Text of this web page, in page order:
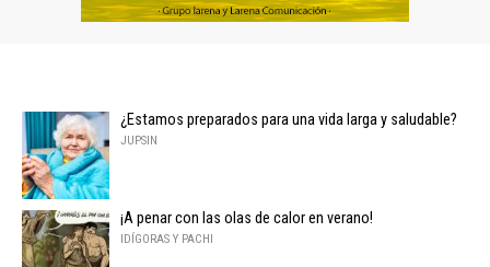
¿Estamos preparados para una vida larga y saludable?
JUPSIN
¡A penar con las olas de calor en verano!
IDÍGORAS Y PACHI